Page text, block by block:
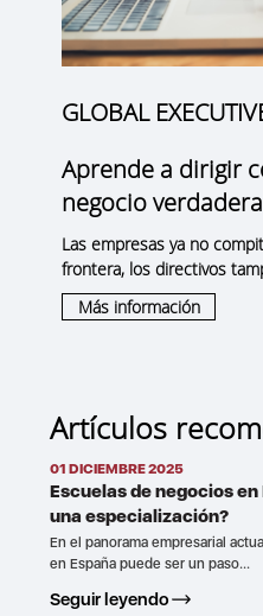
GLOBAL
Aprende a dirigir
negocio
Las empresas ya no
frontera, los directivos
Más información
Artículos
01 DICIEMBRE 2025
Escuelas de negocios
una especialización?
En el panorama empresarial
en España puede ser un paso...
Seguir leyendo